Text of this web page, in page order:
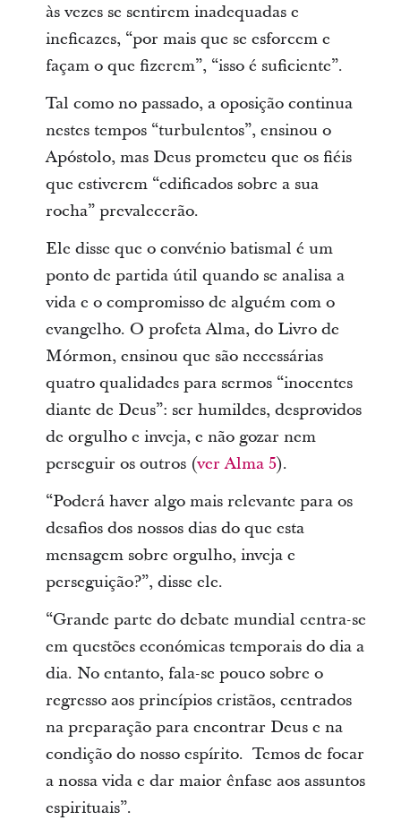
às vezes se sentirem inadequadas e
ineficazes, “por mais que se esforcem e
façam o que fizerem”, “isso é suficiente”.
Tal como no passado, a oposição continua
nestes tempos “turbulentos”, ensinou o
Apóstolo, mas Deus prometeu que os fiéis
que estiverem “edificados sobre a sua
rocha” prevalecerão.
Ele disse que o convénio batismal é um
ponto de partida útil quando se analisa a
vida e o compromisso de alguém com o
evangelho. O profeta Alma, do Livro de
Mórmon, ensinou que são necessárias
quatro qualidades para sermos “inocentes
diante de Deus”: ser humildes, desprovidos
de orgulho e inveja, e não gozar nem
perseguir os outros (ver Alma 5).
“Poderá haver algo mais relevante para os
desafios dos nossos dias do que esta
mensagem sobre orgulho, inveja e
perseguição?”, disse ele.
“Grande parte do debate mundial centra-se
em questões económicas temporais do dia a
dia. No entanto, fala-se pouco sobre o
regresso aos princípios cristãos, centrados
na preparação para encontrar Deus e na
condição do nosso espírito. Temos de focar
a nossa vida e dar maior ênfase aos assuntos
espirituais”.